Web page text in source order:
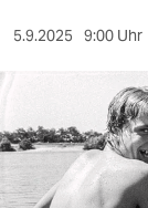
kultur
berlin
nord
5.9.2025 9:00 Uhr